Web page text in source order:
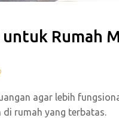
Rumah
agar lebih
rumah yang terbatas.